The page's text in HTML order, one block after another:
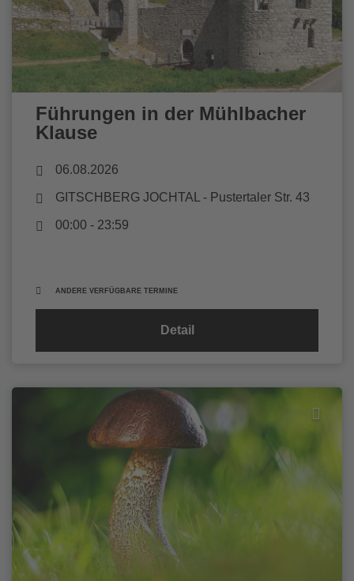
Führungen in der Mühlbacher
Klause
06.08.2026
GITSCHBERG JOCHTAL - Pustertaler Str. 43
00:00 - 23:59
ANDERE VERFÜGBARE TERMINE
Detail